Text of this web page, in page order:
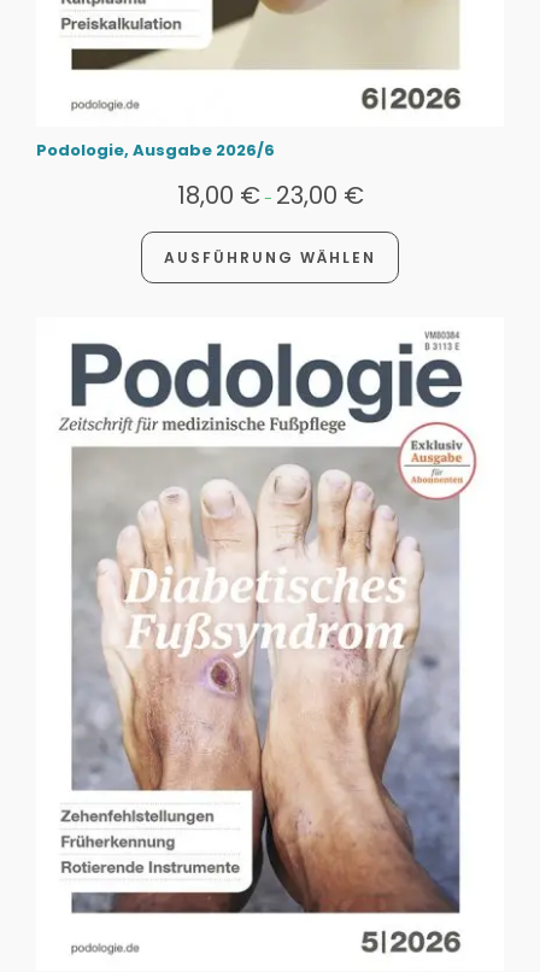
Podologie, Ausgabe 2026/6
18,00 €- 23,00 €
AUSFÜHRUNG WÄHLEN